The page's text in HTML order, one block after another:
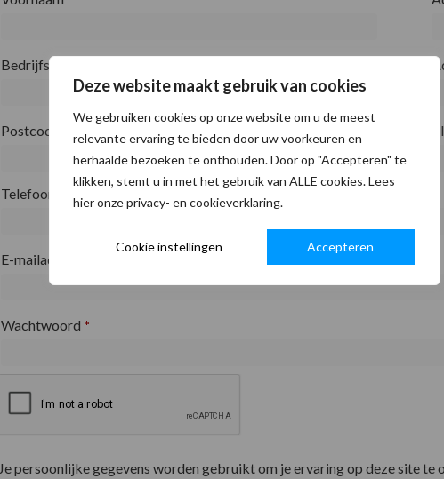
Deze website maakt gebruik van cookies
We gebruiken cookies op onze website om u de meest
relevante ervaring te bieden door uw voorkeuren en
herhaalde bezoeken te onthouden. Door op "Accepteren" te
klikken, stemt u in met het gebruik van ALLE cookies. Lees
hier onze privacy- en cookieverklaring.
Cookie instellingen Accepteren
Bedrijfsnaam
Postcode
Telefoon
E-mailadres
Wachtwoord *
Je persoonlijke gegevens worden gebruikt om je ervaring op deze site